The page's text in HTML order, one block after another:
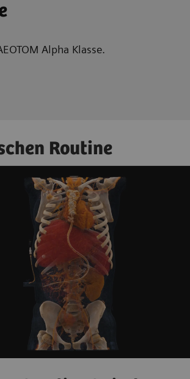
Alpha Klasse.
Routine